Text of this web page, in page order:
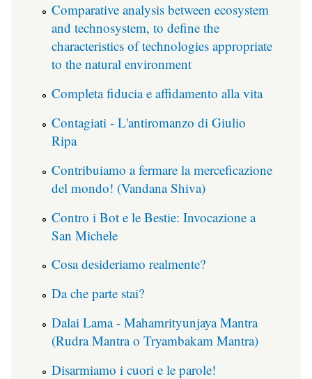
Comparative analysis between ecosystem
and technosystem, to define the
characteristics of technologies appropriate
to the natural environment
Completa fiducia e affidamento alla vita
Contagiati - L'antiromanzo di Giulio
Ripa
Contribuiamo a fermare la merceficazione
del mondo! (Vandana Shiva)
Contro i Bot e le Bestie: Invocazione a
San Michele
Cosa desideriamo realmente?
Da che parte stai?
Dalai Lama - Mahamrityunjaya Mantra
(Rudra Mantra o Tryambakam Mantra)
Disarmiamo i cuori e le parole!